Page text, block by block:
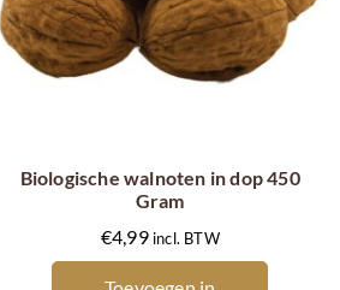
Biologische walnoten in dop 450
Gram
€4,99 incl. BTW